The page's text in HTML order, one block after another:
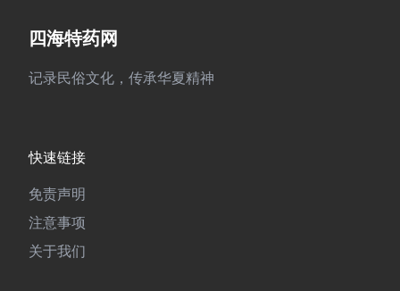
四海特药网
记录民俗文化，传承华夏精神
快速链接
免责声明
注意事项
关于我们